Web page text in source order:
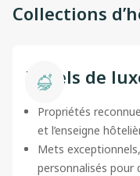
Collections
Hôtels de
Propriétés
et l’enseigne
Mets
personnalisés pour